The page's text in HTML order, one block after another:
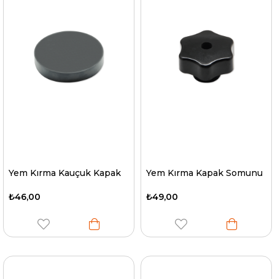
Yem Kırma Kauçuk Kapak
₺46,00
Yem Kırma Kapak Somunu
₺49,00